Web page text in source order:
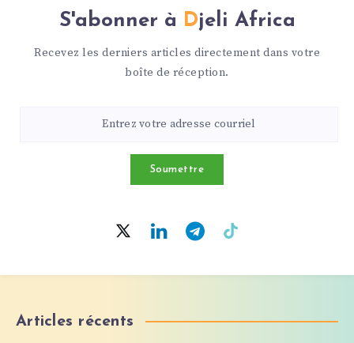
S'abonner à Djeli Africa
Recevez les derniers articles directement dans votre
boîte de réception.
Soumettre
Articles récents